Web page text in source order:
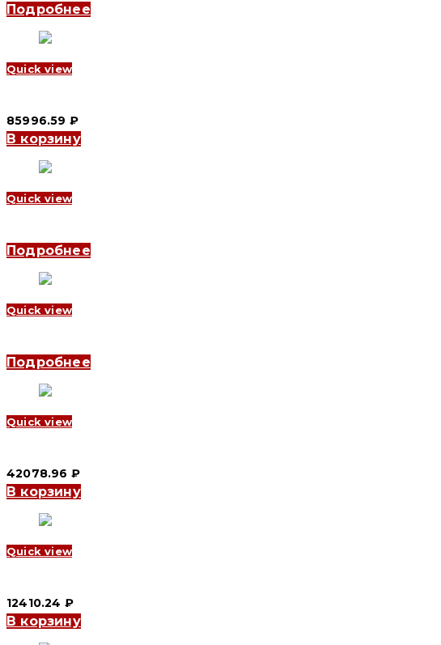
Подробнее
Quick view
85996.59 ₽
В корзину
Quick view
Подробнее
Quick view
Подробнее
Quick view
42078.96 ₽
В корзину
Quick view
12410.24 ₽
В корзину